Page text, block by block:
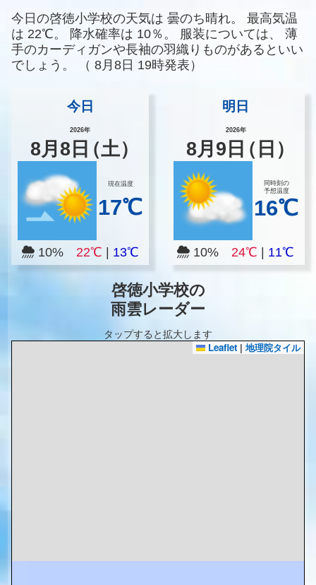
今日の啓徳小学校の天気は 曇のち晴れ。
最高気温
は 22℃。 降水確率は 10％。 服装については、
薄
手のカーディガンや長袖の羽織りものがあるといい
でしょう。
（ 8月8日 19時発表）
今日
2026年
8月8 日（土）
現在温度
17℃
10% 22℃ 13℃
明日
2026年
8月 9 日（日）
同時刻の
予想温度
16℃
10% 24℃ 11℃
啓徳小学校の
雨雲レーダー
タップすると拡大します
Leaflet | 地理院タイル